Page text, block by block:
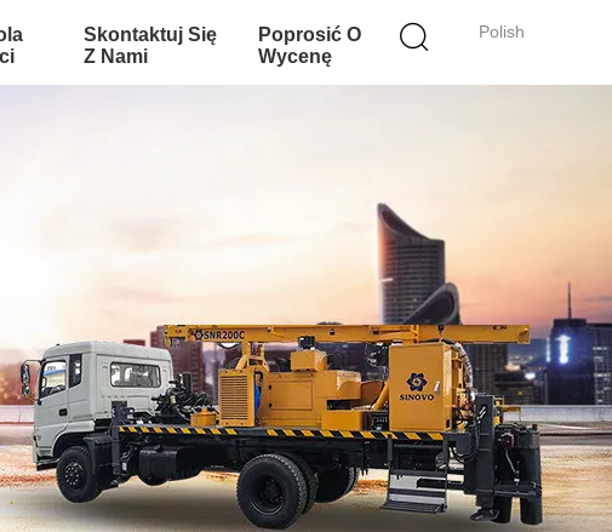
Polish
Skontaktuj Się
Z Nami
Poprosić O
Wycenę